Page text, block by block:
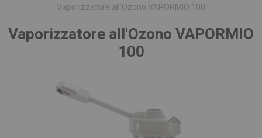
Vaporizzatore all'Ozono VAPORMIO 100
Vaporizzatore all'Ozono VAPORMIO
100